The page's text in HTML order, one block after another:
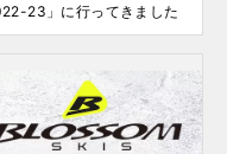
23」に行ってきました